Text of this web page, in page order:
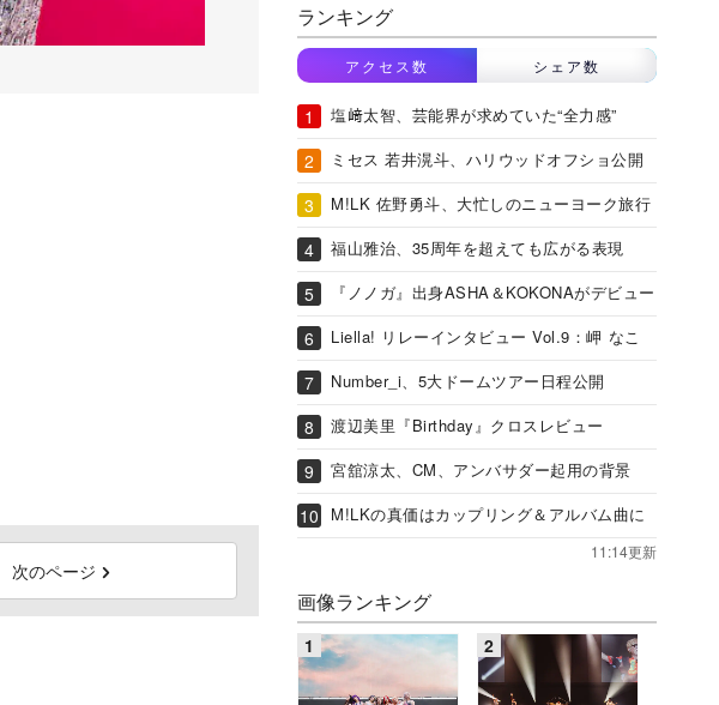
次のページ
ランキング
アクセス数 シェア数
塩﨑太智、芸能界が求めていた“全力感”
ミセス 若井滉斗、ハリウッドオフショ公開
M!LK 佐野勇斗、大忙しのニューヨーク旅行
福山雅治、35周年を超えても広がる表現
『ノノガ』出身ASHA＆KOKONAがデビュー
Liella! リレーインタビュー Vol.9：岬 なこ
Number_i、5大ドームツアー日程公開
渡辺美里『Birthday』クロスレビュー
宮舘涼太、CM、アンバサダー起用の背景
M!LKの真価はカップリング＆アルバム曲に
11:14更新
画像ランキング